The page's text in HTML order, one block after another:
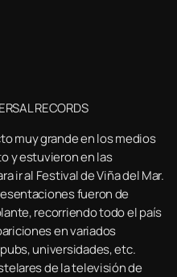
RECORDS
muy grande en los medios
y estuvieron en las
ir al Festival de Viña del Mar.
fueron de
recorriendo todo el país
en variados
universidades, etc.
de la televisión de